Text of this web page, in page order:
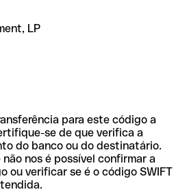
LP
para este código a
se de que verifica a
do banco ou do destinatário.
nos é possível confirmar a
ou verificar se é o código SWIFT